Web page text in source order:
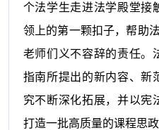
个法学生走进法学殿堂接
领上的第一颗扣子，帮助
老师们义不容辞的责任。
指南所提出的新内容、新
究不断深化拓展，并以宪
打造一批高质量的课程思政